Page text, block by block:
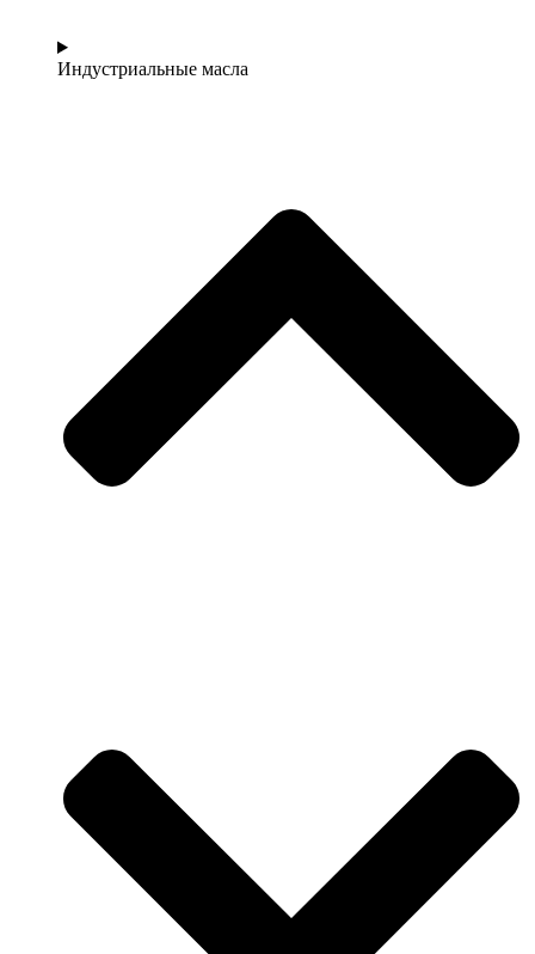
Индустриальные масла